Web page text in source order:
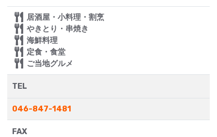
居酒屋・小料理・割烹
やきとり・串焼き
海鮮料理
定食・食堂
ご当地グルメ
TEL
046-847-1481
FAX